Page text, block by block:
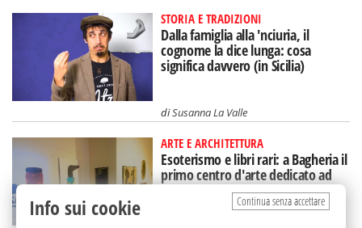
STORIA E TRADIZIONI
Dalla famiglia alla 'nciuria, il
cognome la dice lunga: cosa
significa davvero (in Sicilia)
diSusanna La Valle
ARTE E ARCHITETTURA
Esoterismo e libri rari: a Bagheria il
primo centro d'arte dedicato ad
Aleister Crowley
Continua senza accettare
Info sui cookie